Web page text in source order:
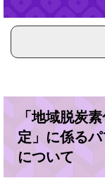
「地域脱炭
定」に係る
について